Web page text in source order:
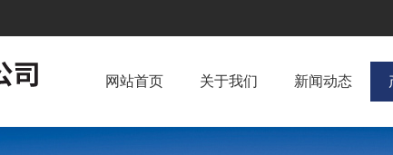
网站首页 关于我们 新闻动态